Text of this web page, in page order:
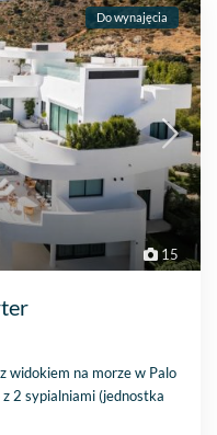
15
Do wynajęcia
widokiem na morze w Palo
2 sypialniami (jednostka